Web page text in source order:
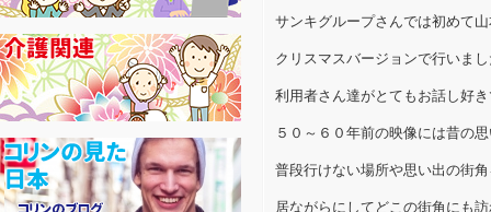
サンキグループさんでは初めて
クリスマスバージョンで行いま
利用者さん達がとてもお話し好
５０～６０年前の映像には昔の
普段行けない場所や思い出の街
居ながらにしてどこの街角にも